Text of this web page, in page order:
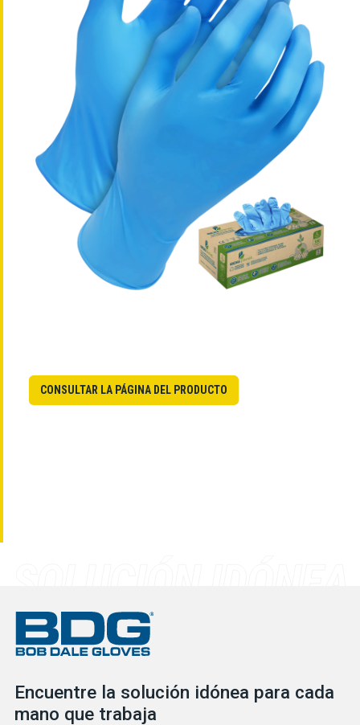
CONSULTAR LA PÁGINA DEL PRODUCTO
Encuentre la solución idónea para cada
mano que trabaja